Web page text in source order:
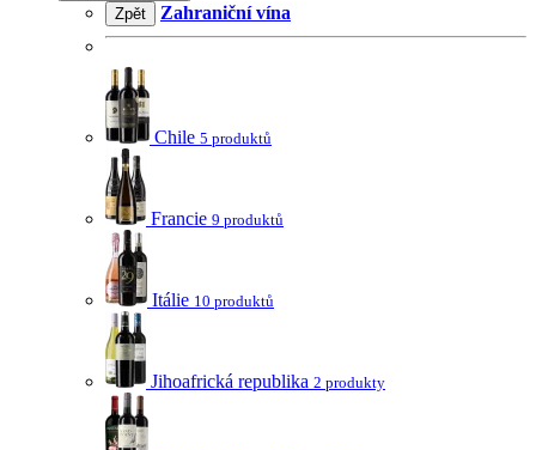
Zpět
Zahraniční vína
Chile 5 produktů
Francie 9 produktů
Itálie 10 produktů
Jihoafrická republika 2 produkty